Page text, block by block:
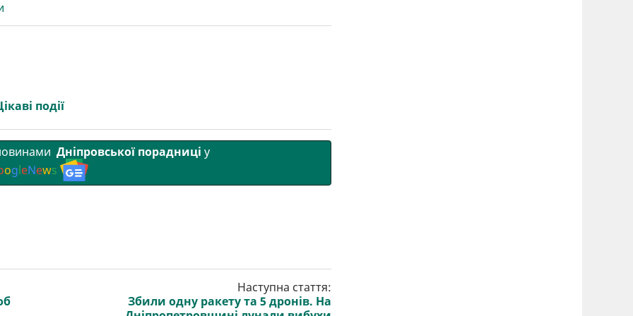
події
Дніпровської порадниці у
ogleNews
Наступна стаття:
Збили одну ракету та 5 дронів. На